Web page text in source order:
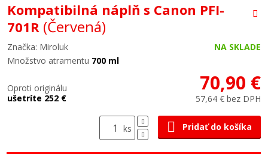
Kompatibilná náplň s Canon PFI-
701R (Červená)
Značka: Miroluk
NA SKLADE
Množstvo atramentu 700 ml
Oproti originálu
ušetríte 252 €
70,90 €
57,64 € bez DPH
ks Pridať do košíka